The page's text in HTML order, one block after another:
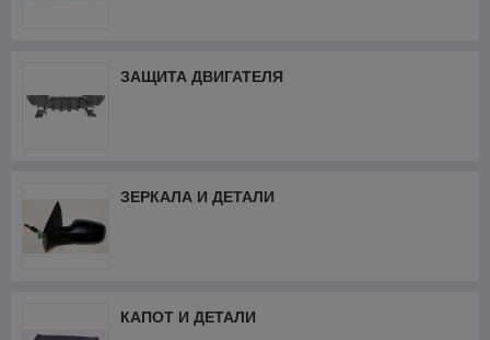
ЗАЩИТА ДВИГАТЕЛЯ
ЗЕРКАЛА И ДЕТАЛИ
КАПОТ И ДЕТАЛИ